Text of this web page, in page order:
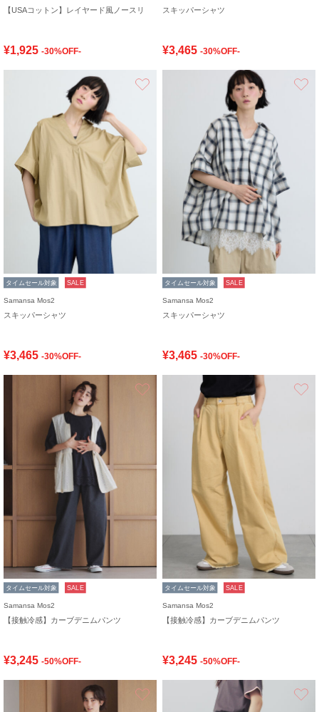
【USAコットン】レイヤード風ノースリ
¥1,925 -30%OFF-
スキッパーシャツ
¥3,465 -30%OFF-
タイムセール対象 SALE
Samansa Mos2
スキッパーシャツ
¥3,465 -30%OFF-
タイムセール対象 SALE
Samansa Mos2
スキッパーシャツ
¥3,465 -30%OFF-
タイムセール対象 SALE
Samansa Mos2
【接触冷感】カーブデニムパンツ
¥3,245 -50%OFF-
タイムセール対象 SALE
Samansa Mos2
【接触冷感】カーブデニムパンツ
¥3,245 -50%OFF-